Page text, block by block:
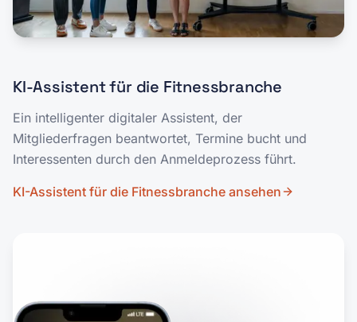
KI-Assistent für die Fitnessbranche
Ein intelligenter digitaler Assistent, der
Mitgliederfragen beantwortet, Termine bucht und
Interessenten durch den Anmeldeprozess führt.
KI-Assistent für die Fitnessbranche ansehen